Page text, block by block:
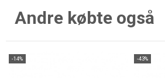
Andre købte også
-14% -43%